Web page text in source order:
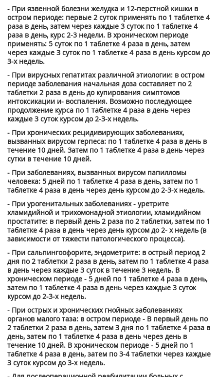
- При язвенной болезни желудка и 12-перстной кишки в
остром периоде: первые 2 суток применять по 1 таблетке 4
раза в день, затем через каждые 3 суток по 1 таблетке 4
раза в день, курс 2-3 недели. В хроническом периоде
применять: 5 суток по 1 таблетке 4 раза в день, затем
через каждые 3 суток по 1 таблетке 4 раза в день курсом до
3-х недель.
- При вирусных гепатитах различной этиологии: в остром
периоде заболевания начальная доза составляет по 2
таблетки 2 раза в день до купирования симптомов
интоксикации и- воспаления. Возможно последующее
продолжение курса по 1 таблетке 4 раза в день через
каждые 3 суток курсом до 2-3-х недель.
- При хронических рецидивирующих заболеваниях,
вызванных вирусом герпеса: по 1 таблетке 4 раза в день в
течение 10 дней. Затем по 1 таблетке 4 раза в день через
сутки в течение 10 дней.
- При заболеваниях, вызванных вирусом папилломы
человека: 5 дней по 1 таблетке 4 раза в день, затем по 1
таблетке 4 раза в день через день курсом до 2-3-х недель.
- При урогенитальных заболеваниях - уретрите
хламидийной и трихомонадной этиологии, хламидийном
простатите: в первый день 2 раза по 2 таблетки, затем по 1
таблетке 4 раза в день через день курсом до 2- х недель (в
зависимости от тяжести патологического процесса).
- При сальпингоофорите, эндометрите: в острый период 2
дня по 2 таблетки 2 раза в день, затем по 1 таблетке 4 раза
в день через каждые 3 суток в течение 3 недель. В
хроническом периоде - 5 дней по 1 таблетке 4 раза в день,
затем по 1 таблетке 4 раза в день через каждые 3 суток
курсом до 2-3-х недель.
- При острых и хронических гнойных заболеваниях
органов малого таза: в остром периоде - В первый день по
2 таблетки 2 раза в день, затем 3 дня по 1 таблетке 4 раза в
день, затем по 1 таблетке 4 раза в день через день в
течение 10 дней. В хроническом периоде - 5 дней по 1
таблетке 4 раза в день, затем по 3-4 таблетки через каждые
3 суток курсом до 3-х недель.